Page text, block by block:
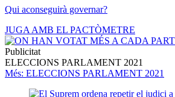
Qui aconseguirà governar?
JUGA AMB EL PACTÒMETRE
Publicitat
ELECCIONS PARLAMENT 2021
Més: ELECCIONS PARLAMENT 2021